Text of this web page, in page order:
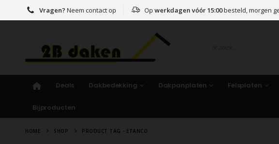
Vragen? Neem contact op Op werkdagen vóór 15:00besteld, morgen
Deals Dakbedekking Dakpanplaten Felsplaten
Bijproducten
HOME SHOP PRODUCT TAG - ETANCO